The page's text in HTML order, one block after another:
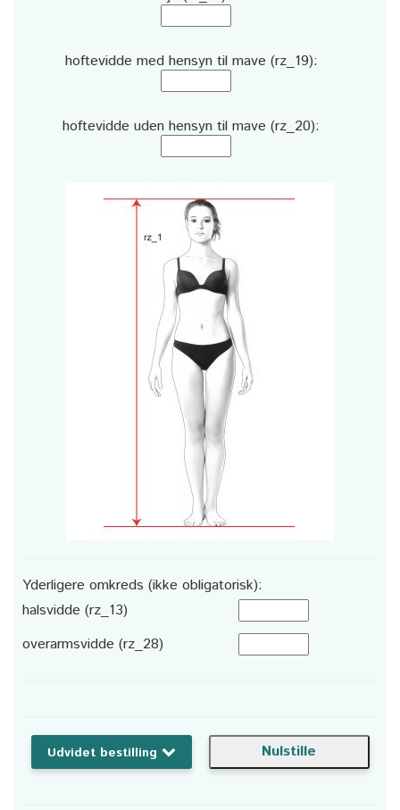
hoftevidde med hensyn til mave (rz_19):
hoftevidde uden hensyn til mave (rz_20):
Yderligere omkreds (ikke obligatorisk):
halsvidde (rz_13)
overarmsvidde (rz_28)
Udvidet bestilling